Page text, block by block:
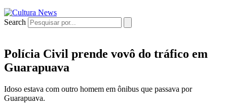
Search
Polícia Civil prende vovô do tráfico em
Guarapuava
Idoso estava com outro homem em ônibus que passava por
Guarapuava.